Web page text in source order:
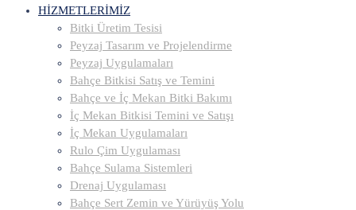
HİZMETLERİMİZ
Bitki Üretim Tesisi
Peyzaj Tasarım ve Projelendirme
Peyzaj Uygulamaları
Bahçe Bitkisi Satış ve Temini
Bahçe ve İç Mekan Bitki Bakımı
İç Mekan Bitkisi Temini ve Satışı
İç Mekan Uygulamaları
Rulo Çim Uygulaması
Bahçe Sulama Sistemleri
Drenaj Uygulaması
Bahçe Sert Zemin ve Yürüyüş Yolu